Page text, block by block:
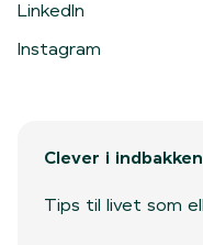
LinkedIn
Instagram
Clever i indbakken
Tips til livet som